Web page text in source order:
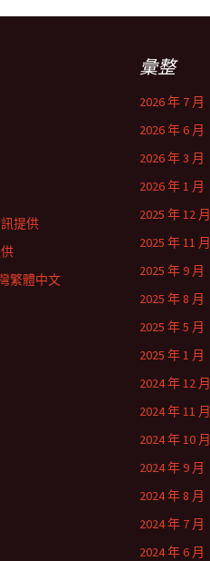
彙整
2026 年 7 月
2026 年 6 月
2026 年 3 月
2026 年 1 月
2025 年 12 月
2025 年 11 月
2025 年 9 月
2025 年 8 月
2025 年 5 月
2025 年 1 月
2024 年 12 月
2024 年 11 月
2024 年 10 月
2024 年 9 月
2024 年 8 月
2024 年 7 月
2024 年 6 月
提供
繁體中文